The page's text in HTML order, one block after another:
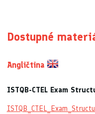
Dostupné
Angličtina
ISTQB-CTEL Exam